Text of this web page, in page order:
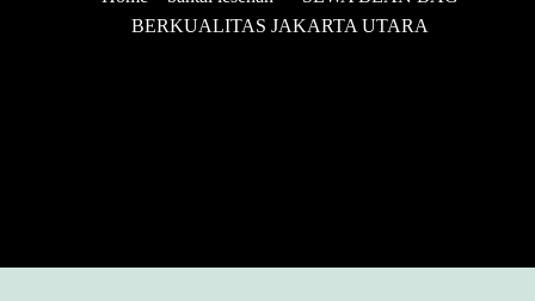
BERKUALITAS JAKARTA UTARA